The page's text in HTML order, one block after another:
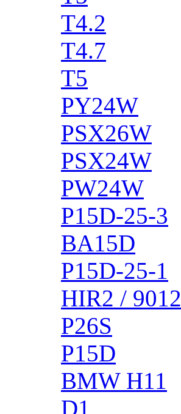
T4.2
T4.7
T5
PY24W
PSX26W
PSX24W
PW24W
P15D-25-3
BA15D
P15D-25-1
HIR2 / 9012
P26S
P15D
BMW H11
D1